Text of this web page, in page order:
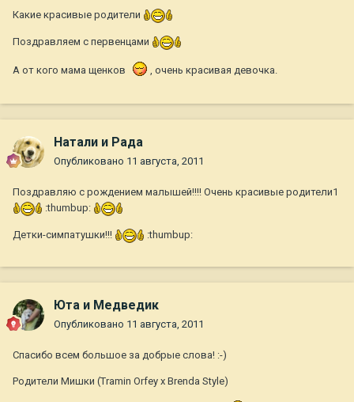
Какие красивые родители
Поздравляем с первенцами
А от кого мама щенков , очень красивая девочка.
Натали и Рада
Опубликовано 11 августа, 2011
Поздравляю с рождением малышей!!!! Очень красивые родители1
:thumbup:
Детки-симпатушки!!! :thumbup:
Юта и Медведик
Опубликовано 11 августа, 2011
Спасибо всем большое за добрые слова! :-)
Родители Мишки (Tramin Orfey x Brenda Style)